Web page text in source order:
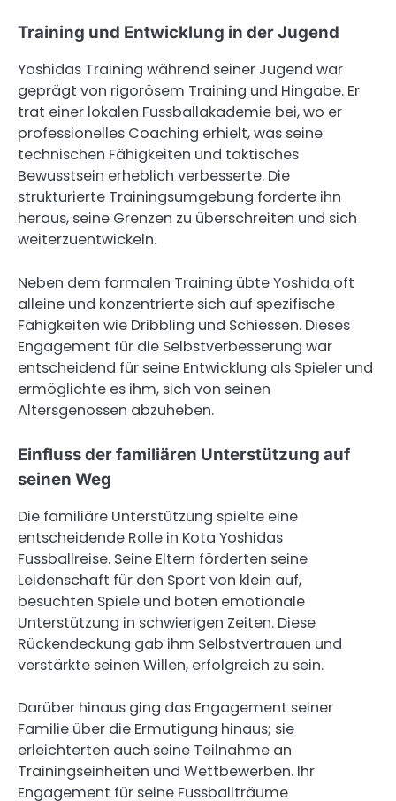
Training und Entwicklung in der Jugend
Yoshidas Training während seiner Jugend war
geprägt von rigorösem Training und Hingabe. Er
trat einer lokalen Fussballakademie bei, wo er
professionelles Coaching erhielt, was seine
technischen Fähigkeiten und taktisches
Bewusstsein erheblich verbesserte. Die
strukturierte Trainingsumgebung forderte ihn
heraus, seine Grenzen zu überschreiten und sich
weiterzuentwickeln.
Neben dem formalen Training übte Yoshida oft
alleine und konzentrierte sich auf spezifische
Fähigkeiten wie Dribbling und Schiessen. Dieses
Engagement für die Selbstverbesserung war
entscheidend für seine Entwicklung als Spieler und
ermöglichte es ihm, sich von seinen
Altersgenossen abzuheben.
Einfluss der familiären Unterstützung auf
seinen Weg
Die familiäre Unterstützung spielte eine
entscheidende Rolle in Kota Yoshidas
Fussballreise. Seine Eltern förderten seine
Leidenschaft für den Sport von klein auf,
besuchten Spiele und boten emotionale
Unterstützung in schwierigen Zeiten. Diese
Rückendeckung gab ihm Selbstvertrauen und
verstärkte seinen Willen, erfolgreich zu sein.
Darüber hinaus ging das Engagement seiner
Familie über die Ermutigung hinaus; sie
erleichterten auch seine Teilnahme an
Trainingseinheiten und Wettbewerben. Ihr
Engagement für seine Fussballträume